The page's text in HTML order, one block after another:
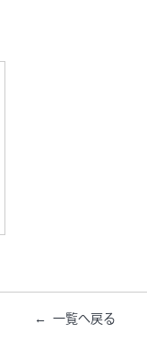
一覧へ戻る